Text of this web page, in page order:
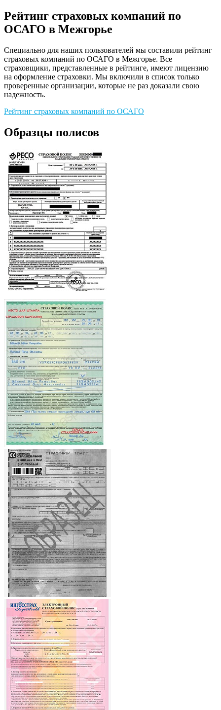
Рейтинг страховых компаний по
ОСАГО в Межгорье
Специально для наших пользователей мы составили рейтинг
страховых компаний по ОСАГО в Межгорье. Все
страховщики, представленные в рейтинге, имеют лицензию
на оформление страховки. Мы включили в список только
проверенные организации, которые не раз доказали свою
надежность.
Рейтинг страховых компаний по ОСАГО
Образцы полисов